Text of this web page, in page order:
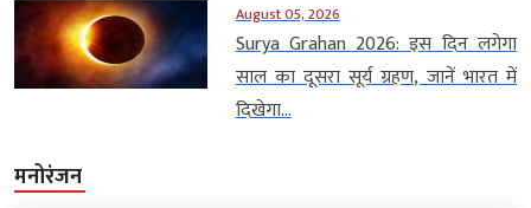
August 05, 2026
Surya Grahan 2026: इस दिन लगेगा
साल का दूसरा सूर्य ग्रहण, जानें भारत में
दिखेगा...
मनोरंजन